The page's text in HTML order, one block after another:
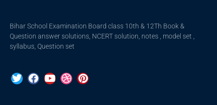
Bihar School Examination Board class 10th & 12Th Book &
Question answer solutions, NCERT solution, notes , model set ,
syllabus, Question set